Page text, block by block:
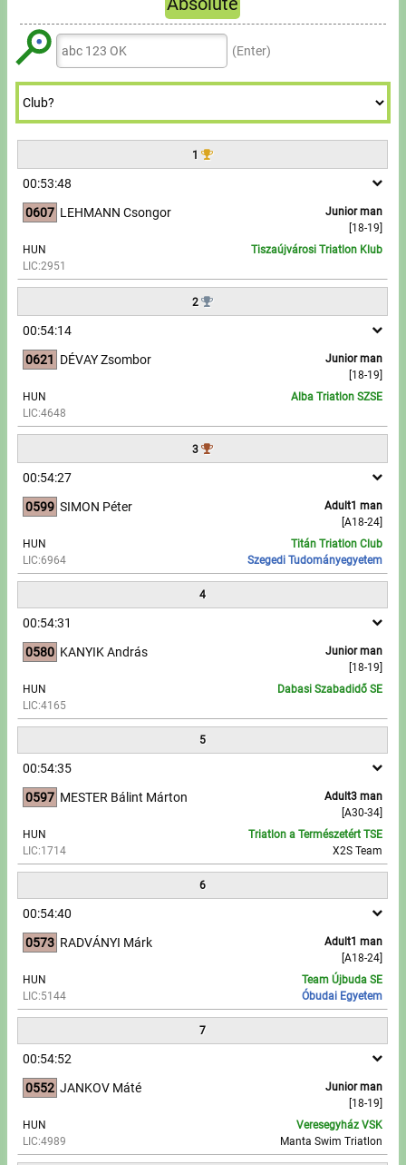
Swimming
Rowing
News
Guide
F.A.Q.
Timing
Contact
Partners, sponsors
Impressum
7
8
9
9
6
7
8
9
8
9
Refresh
(Enter)
1
00:53:48
0607
Junior man
[18-19]
LEHMANN Csongor
HUN
LIC:2951
Tiszaújvárosi Triatlon Klub
2
00:54:14
0621
Junior man
[18-19]
DÉVAY Zsombor
HUN
LIC:4648
Alba Triatlon SZSE
3
00:54:27
0599
Adult1 man
[A18-24]
SIMON Péter
HUN
LIC:6964
Titán Triatlon Club
Szegedi Tudományegyetem
4
00:54:31
0580
Junior man
[18-19]
KANYIK András
HUN
LIC:4165
Dabasi Szabadidő SE
5
00:54:35
0597
Adult3 man
[A30-34]
MESTER Bálint Márton
HUN
LIC:1714
Triatlon a Természetért TSE
X2S Team
6
00:54:40
0573
Adult1 man
[A18-24]
RADVÁNYI Márk
HUN
LIC:5144
Team Újbuda SE
Óbudai Egyetem
7
00:54:52
0552
Junior man
[18-19]
JANKOV Máté
HUN
LIC:4989
Veresegyház VSK
Manta Swim Triatlon